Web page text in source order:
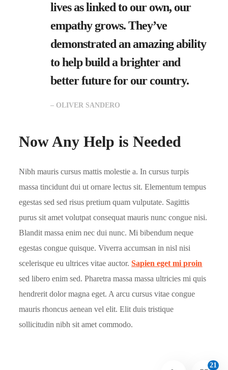
lives as linked to our own, our
empathy grows. They’ve
demonstrated an amazing ability
to help build a brighter and
better future for our country.
– OLIVER SANDERO
Now Any Help is Needed
Nibh mauris cursus mattis molestie a. In cursus turpis
massa tincidunt dui ut ornare lectus sit. Elementum tempus
egestas sed sed risus pretium quam vulputate. Sagittis
purus sit amet volutpat consequat mauris nunc congue nisi.
Blandit massa enim nec dui nunc. Mi bibendum neque
egestas congue quisque. Viverra accumsan in nisl nisi
scelerisque eu ultrices vitae auctor.Sapien eget mi proin
sed libero enim sed. Pharetra massa massa ultricies mi quis
hendrerit dolor magna eget. A arcu cursus vitae congue
mauris rhoncus aenean vel elit. Elit duis tristique
sollicitudin nibh sit amet commodo.
21